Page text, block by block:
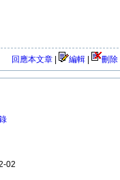
回應本文章 編輯 刪除
02